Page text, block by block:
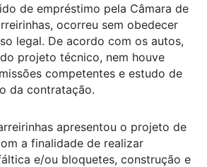
de empréstimo pela Câmara de
ocorreu sem obedecer
legal. De acordo com os autos,
projeto técnico, nem houve
competentes e estudo de
da contratação.
apresentou o projeto de
a finalidade de realizar
e/ou bloquetes, construção e